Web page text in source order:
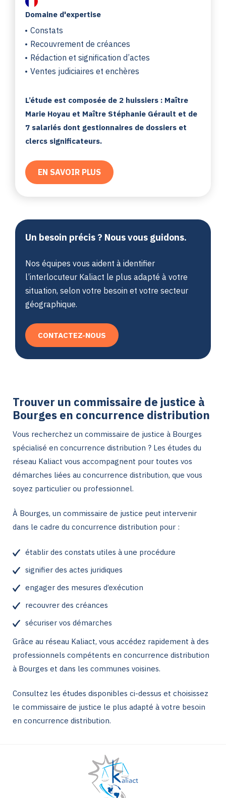
Domaine d'expertise
Constats
Recouvrement de créances
Rédaction et signification d’actes
Ventes judiciaires et enchères
L’étude est composée de 2 huissiers : Maître
Marie Hoyau et Maître Stéphanie Gérault et de
7 salariés dont gestionnaires de dossiers et
clercs significateurs.
EN SAVOIR PLUS
Un besoin précis ? Nous vous guidons.
Nos équipes vous aident à identifier
l’interlocuteur Kaliact le plus adapté à votre
situation, selon votre besoin et votre secteur
géographique.
CONTACTEZ-NOUS
Trouver un commissaire de justice à
Bourges en concurrence distribution
Vous recherchez un commissaire de justice à Bourges
spécialisé en concurrence distribution ? Les études du
réseau Kaliact vous accompagnent pour toutes vos
démarches liées au concurrence distribution, que vous
soyez particulier ou professionnel.
À Bourges, un commissaire de justice peut intervenir
dans le cadre du concurrence distribution pour :
établir des constats utiles à une procédure
signifier des actes juridiques
engager des mesures d’exécution
recouvrer des créances
sécuriser vos démarches
Grâce au réseau Kaliact, vous accédez rapidement à des
professionnels compétents en concurrence distribution
à Bourges et dans les communes voisines.
Consultez les études disponibles ci-dessus et choisissez
le commissaire de justice le plus adapté à votre besoin
en concurrence distribution.